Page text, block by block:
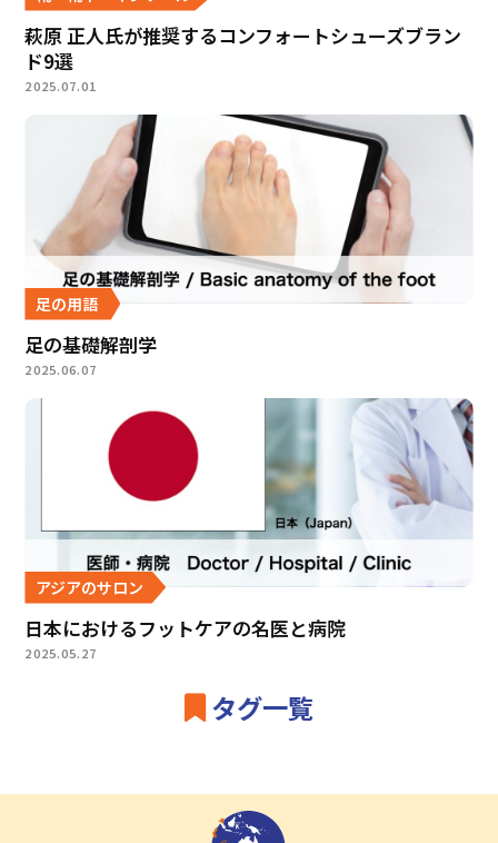
萩原 正人氏が推奨するコンフォートシューズブラン
ド9選
2025.07.01
足の用語
足の基礎解剖学
2025.06.07
アジアのサロン
日本におけるフットケアの名医と病院
2025.05.27
タグ一覧